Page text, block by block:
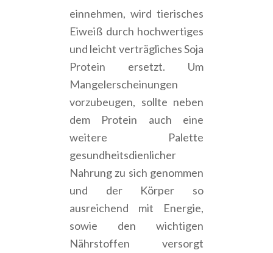
einnehmen, wird tierisches
Eiweiß durch hochwertiges
und leicht verträgliches Soja
Protein ersetzt. Um
Mangelerscheinungen
vorzubeugen, sollte neben
dem Protein auch eine
weitere Palette
gesundheitsdienlicher
Nahrung zu sich genommen
und der Körper so
ausreichend mit Energie,
sowie den wichtigen
Nährstoffen versorgt